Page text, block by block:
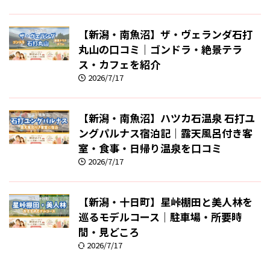
【新潟・南魚沼】ザ・ヴェランダ石打
丸山の口コミ｜ゴンドラ・絶景テラ
ス・カフェを紹介
2026/7/17
【新潟・南魚沼】ハツカ石温泉 石打ユ
ングパルナス宿泊記｜露天風呂付き客
室・食事・日帰り温泉を口コミ
2026/7/17
【新潟・十日町】星峠棚田と美人林を
巡るモデルコース｜駐車場・所要時
間・見どころ
2026/7/17